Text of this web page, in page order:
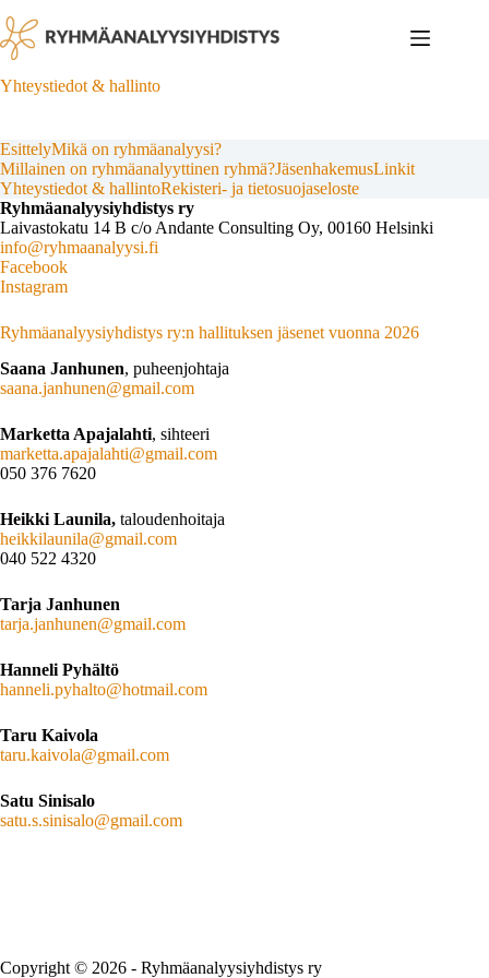
to
content
Yhteystiedot & hallinto
EsittelyMikä on ryhmäanalyysi?
Millainen on ryhmäanalyyttinen ryhmä?JäsenhakemusLinkit
Yhteystiedot & hallintoRekisteri- ja tietosuojaseloste
Ryhmäanalyysiyhdistys ry
Laivastokatu 14 B c/o Andante Consulting Oy, 00160 Helsinki
info@ryhmaanalyysi.fi
Facebook
Instagram
Ryhmäanalyysiyhdistys ry:n hallituksen jäsenet vuonna 2026
Saana Janhunen, puheenjohtaja
saana.janhunen@gmail.com
Marketta Apajalahti, sihteeri
marketta.apajalahti@gmail.com
050 376 7620
Heikki Launila, taloudenhoitaja
heikkilaunila@gmail.com
040 522 4320
Tarja Janhunen
tarja.janhunen@gmail.com
Hanneli Pyhältö
hanneli.pyhalto@hotmail.com
Taru Kaivola
taru.kaivola@gmail.com
Satu Sinisalo
satu.s.sinisalo@gmail.com
Copyright © 2026 - Ryhmäanalyysiyhdistys ry